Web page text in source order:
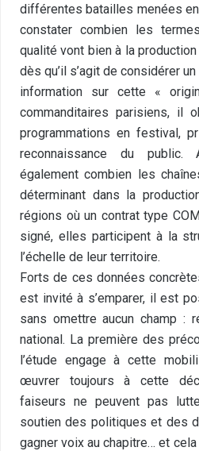
différentes batailles menées
constater combien les
qualité vont bien à la
dès qu’il s’agit de considérer
information sur cette «
commanditaires parisiens, il
programmations en festival,
reconnaissance du public.
également combien les
déterminant dans la
régions où un contrat type
signé, elles participent à la
l’échelle de leur territoire.
Forts de ces données
est invité à s’emparer, il est
sans omettre aucun champ :
national. La première des
l’étude engage à cette
œuvrer toujours à cette
faiseurs ne peuvent pas
soutien des politiques et des
gagner voix au chapitre… et